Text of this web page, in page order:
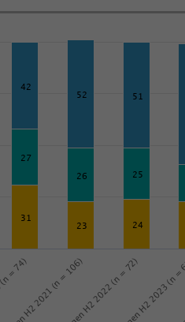
42
52
51
27
26
25
31
23
24